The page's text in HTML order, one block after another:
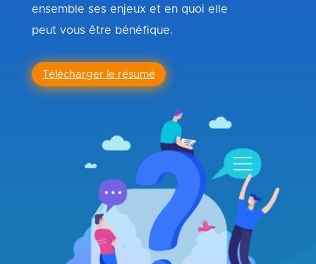
ensemble ses enjeux et en quoi elle
peut vous être bénéfique.
Télécharger le résumé